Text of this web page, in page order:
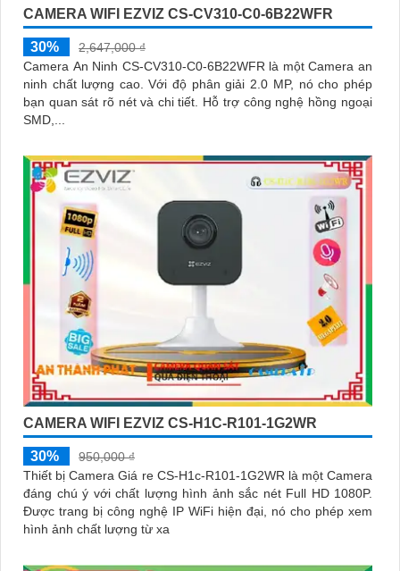
CAMERA WIFI EZVIZ CS-CV310-C0-6B22WFR
30%
2,647,000 ₫
Camera An Ninh CS-CV310-C0-6B22WFR là một Camera an
ninh chất lượng cao. Với độ phân giải 2.0 MP, nó cho phép
bạn quan sát rõ nét và chi tiết. Hỗ trợ công nghệ hồng ngoại
SMD,...
CAMERA WIFI EZVIZ CS-H1C-R101-1G2WR
30%
950,000 ₫
Thiết bị Camera Giá re CS-H1c-R101-1G2WR là một Camera
đáng chú ý với chất lượng hình ảnh sắc nét Full HD 1080P.
Được trang bị công nghệ IP WiFi hiện đại, nó cho phép xem
hình ảnh chất lượng từ xa